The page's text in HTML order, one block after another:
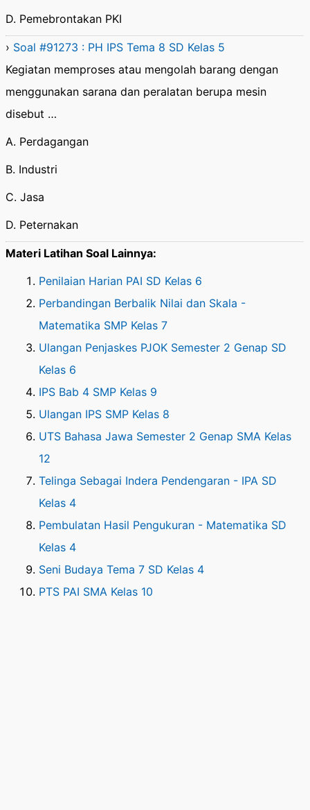
D. Pemebrontakan PKI
› Soal #91273 : PH IPS Tema 8 SD Kelas 5
Kegiatan memproses atau mengolah barang dengan
menggunakan sarana dan peralatan berupa mesin
disebut …
A. Perdagangan
B. Industri
C. Jasa
D. Peternakan
Materi Latihan Soal Lainnya:
Penilaian Harian PAI SD Kelas 6
Perbandingan Berbalik Nilai dan Skala -
Matematika SMP Kelas 7
Ulangan Penjaskes PJOK Semester 2 Genap SD
Kelas 6
IPS Bab 4 SMP Kelas 9
Ulangan IPS SMP Kelas 8
UTS Bahasa Jawa Semester 2 Genap SMA Kelas
12
Telinga Sebagai Indera Pendengaran - IPA SD
Kelas 4
Pembulatan Hasil Pengukuran - Matematika SD
Kelas 4
Seni Budaya Tema 7 SD Kelas 4
PTS PAI SMA Kelas 10